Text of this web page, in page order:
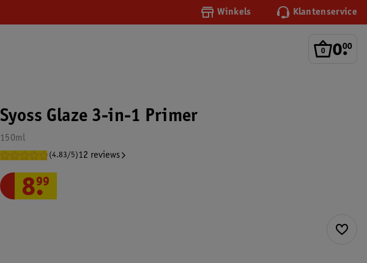
Winkels Klantenservice
0.
00
Syoss Glaze 3-in-1 Primer
150ml
(4.83/5)12 reviews
8.
99